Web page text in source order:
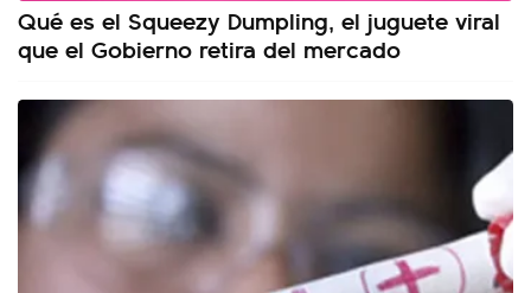
Qué es el Squeezy Dumpling, el juguete viral
que el Gobierno retira del mercado